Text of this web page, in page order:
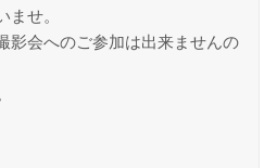
せ。
影会へのご参加は出来ませんの